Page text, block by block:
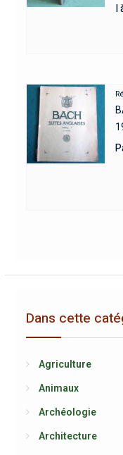
I
Dans cette
Agriculture
Animaux
Archéologie
Architecture